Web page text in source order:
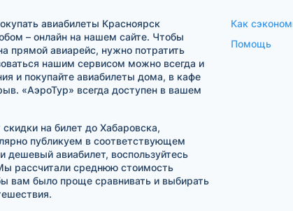
авиабилеты Красноярск
– онлайн на нашем сайте. Чтобы
прямой авиарейс, нужно потратить
нашим сервисом можно всегда и
и покупайте авиабилеты дома, в кафе
«АэроТур» всегда доступен в вашем
на билет до Хабаровска,
публикуем в соответствующем
дешевый авиабилет, воспользуйтесь
рассчитали среднюю стоимость
вам было проще сравнивать и выбирать
Как
Помощь